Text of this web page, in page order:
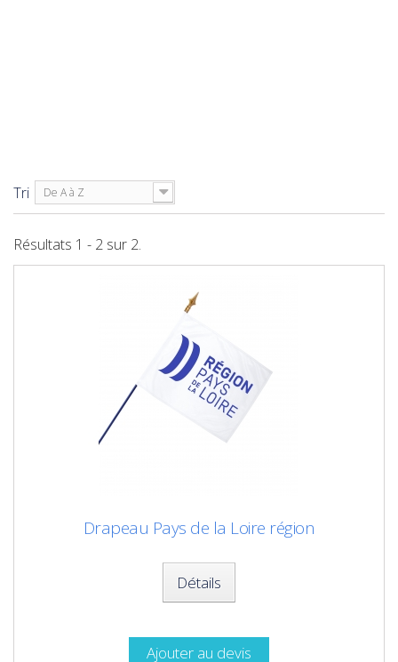
Tri De A à Z
Résultats 1 - 2 sur 2.
Drapeau Pays de la Loire région
Détails
Ajouter au devis